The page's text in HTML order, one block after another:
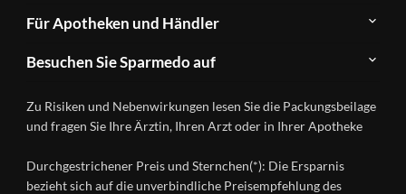
FAQ
Kontakt
Datenschutz
Nutzungsbedingungen
Herstellerverzeichnis
Produkte
A-
Ratgeber
Wirkstoffe
Gesundheitsmagazin
Für Apotheken und Händler
&
Händlerlogin
Besuchen Sie Sparmedo auf
Instagram
Zu Risiken und Nebenwirkungen lesen Sie die Packungsbeilage
und fragen Sie Ihre Ärztin, Ihren Arzt oder in Ihrer Apotheke
Durchgestrichener Preis und Sternchen(*): Die Ersparnis
bezieht sich auf die unverbindliche Preisempfehlung des